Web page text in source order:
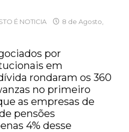
É NOTICIA
8 de Agosto,
por
em
rondaram os 360
no primeiro
as empresas de
pensões
4% desse